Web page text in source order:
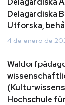
Delagardiska
Delagardiska
Utforska,
4 de enero de
Hochschule